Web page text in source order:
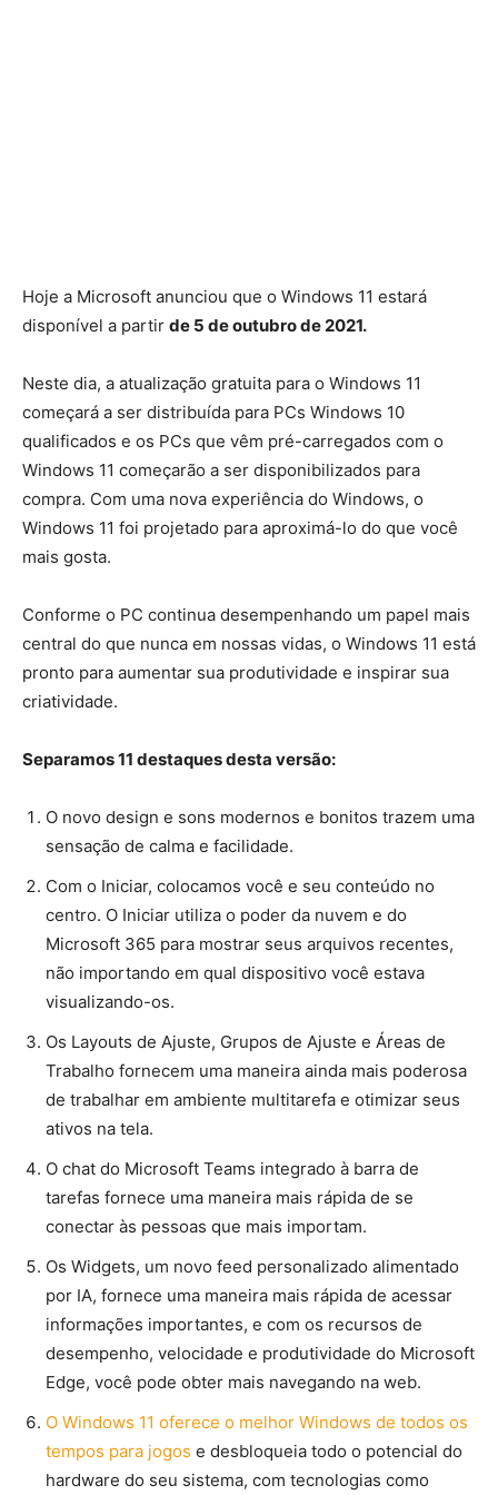
Hoje a Microsoft anunciou que o Windows 11 estará
disponível a partir de 5 de outubro de 2021.
Neste dia, a atualização gratuita para o Windows 11
começará a ser distribuída para PCs Windows 10
qualificados e os PCs que vêm pré-carregados com o
Windows 11 começarão a ser disponibilizados para
compra. Com uma nova experiência do Windows, o
Windows 11 foi projetado para aproximá-lo do que você
mais gosta.
Conforme o PC continua desempenhando um papel mais
central do que nunca em nossas vidas, o Windows 11 está
pronto para aumentar sua produtividade e inspirar sua
criatividade.
Separamos 11 destaques desta versão:
O novo design e sons modernos e bonitos trazem uma
sensação de calma e facilidade.
Com o Iniciar, colocamos você e seu conteúdo no
centro. O Iniciar utiliza o poder da nuvem e do
Microsoft 365 para mostrar seus arquivos recentes,
não importando em qual dispositivo você estava
visualizando-os.
Os Layouts de Ajuste, Grupos de Ajuste e Áreas de
Trabalho fornecem uma maneira ainda mais poderosa
de trabalhar em ambiente multitarefa e otimizar seus
ativos na tela.
O chat do Microsoft Teams integrado à barra de
tarefas fornece uma maneira mais rápida de se
conectar às pessoas que mais importam.
Os Widgets, um novo feed personalizado alimentado
por IA, fornece uma maneira mais rápida de acessar
informações importantes, e com os recursos de
desempenho, velocidade e produtividade do Microsoft
Edge, você pode obter mais navegando na web.
O Windows 11 oferece o melhor Windows de todos os
tempos para jogos e desbloqueia todo o potencial do
hardware do seu sistema, com tecnologias como